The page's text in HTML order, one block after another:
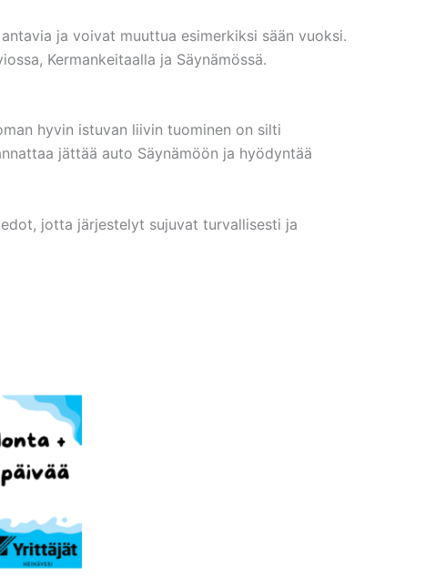
ja voivat muuttua esimerkiksi sään vuoksi.
Kermankeitaalla ja Säynämössä.
hyvin istuvan liivin tuominen on silti
jättää auto Säynämöön ja hyödyntää
jotta järjestelyt sujuvat turvallisesti ja